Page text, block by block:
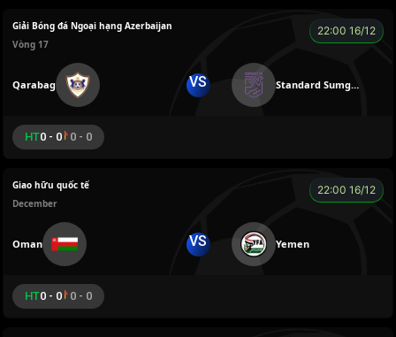
Giải Bóng đá Ngoại hạng Azerbaijan
Vòng 17
22:00 16/12
Qarabag VS Standard Sumgayit
HT0 - 0 0 - 0
Giao hữu quốc tế
December
22:00 16/12
Oman VS Yemen
HT0 - 0 0 - 0